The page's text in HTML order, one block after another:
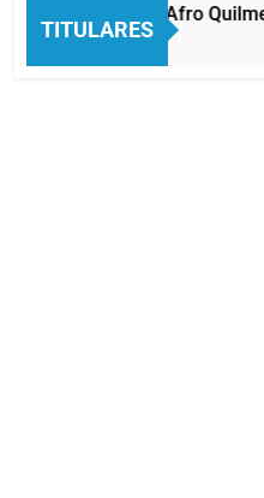
TITULARES
La noche del Afro
14 Horas Atrás